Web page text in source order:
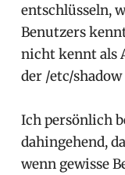
entschlüsseln,
Benutzers
nicht kennt als
der /etc/
Ich persönlich
dahingehend,
wenn gewisse